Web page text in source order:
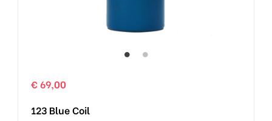
€ 69,00
123 Blue Coil